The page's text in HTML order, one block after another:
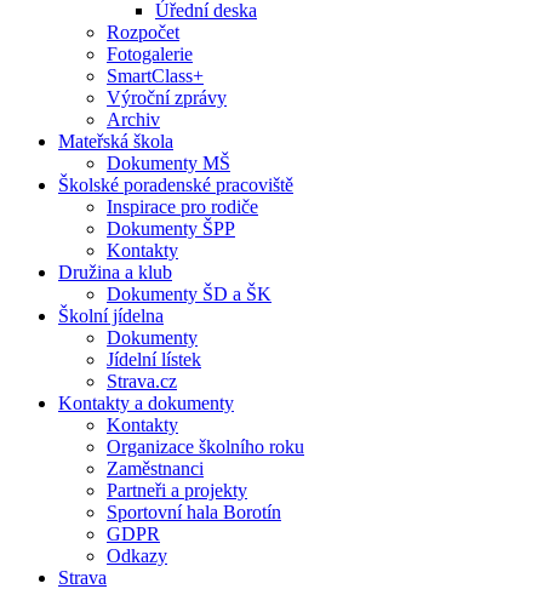
Úřední deska
Rozpočet
Fotogalerie
SmartClass+
Výroční zprávy
Archiv
Mateřská škola
Dokumenty MŠ
Školské poradenské pracoviště
Inspirace pro rodiče
Dokumenty ŠPP
Kontakty
Družina a klub
Dokumenty ŠD a ŠK
Školní jídelna
Dokumenty
Jídelní lístek
Strava.cz
Kontakty a dokumenty
Kontakty
Organizace školního roku
Zaměstnanci
Partneři a projekty
Sportovní hala Borotín
GDPR
Odkazy
Strava